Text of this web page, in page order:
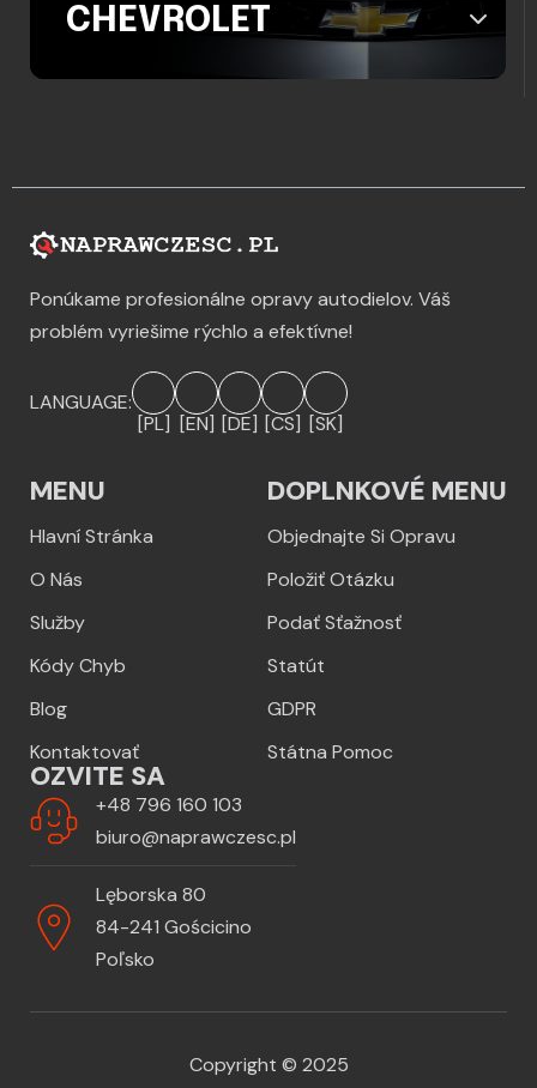
CHEVROLET
Ponúkame profesionálne opravy autodielov. Váš
problém vyriešime rýchlo a efektívne!
LANGUAGE:
[PL] [EN] [DE] [CS] [SK]
MENU
Hlavní Stránka
O Nás
Služby
Kódy Chyb
Blog
Kontaktovať
DOPLNKOVÉ MENU
Objednajte Si Opravu
Položiť Otázku
Podať Sťažnosť
Statút
GDPR
Státna Pomoc
OZVITE SA
+48 796 160 103
biuro@naprawczesc.pl
Lęborska 80
84-241 Gościcino
Poľsko
Copyright © 2025